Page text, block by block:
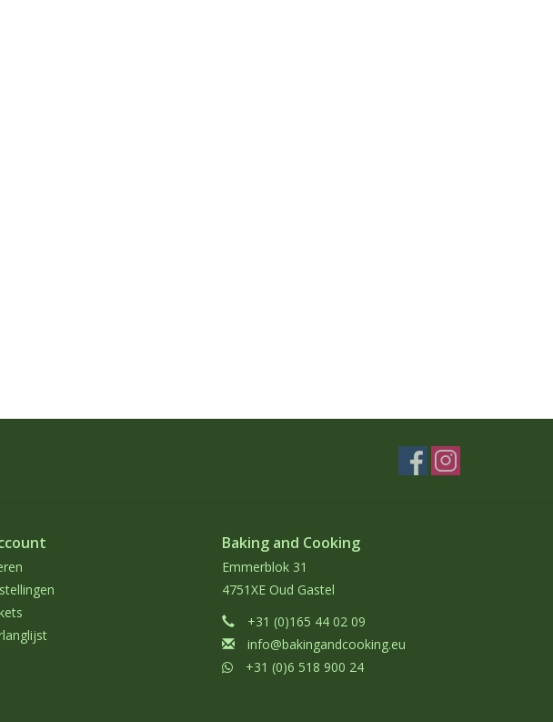
Baking and Cooking
Emmerblok 31
4751XE Oud Gastel
+31 (0)165 44 02 09
info@bakingandcooking.eu
+31 (0)6 518 900 24